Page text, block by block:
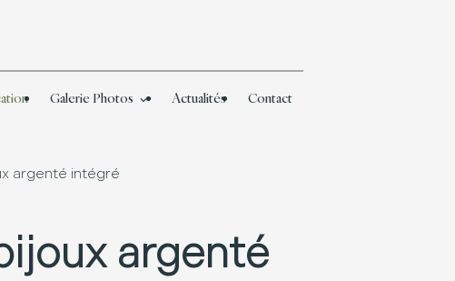
Galerie Photos Actualités Contact
argenté intégré
argenté